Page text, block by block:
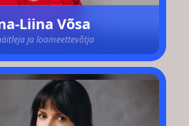
Liina Võsa
ja loomeettevõtja